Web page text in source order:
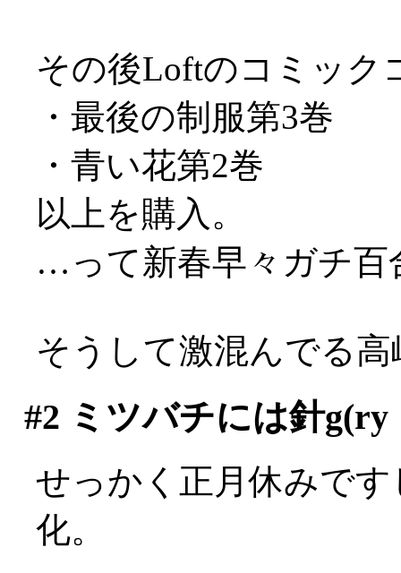
その後Loftのコミック
・最後の制服第3巻
・青い花第2巻
以上を購入。
…って新春早々ガチ百
そうして激混んでる
#2 ミツバチには針g(ry
せっかく正月休みで
化。